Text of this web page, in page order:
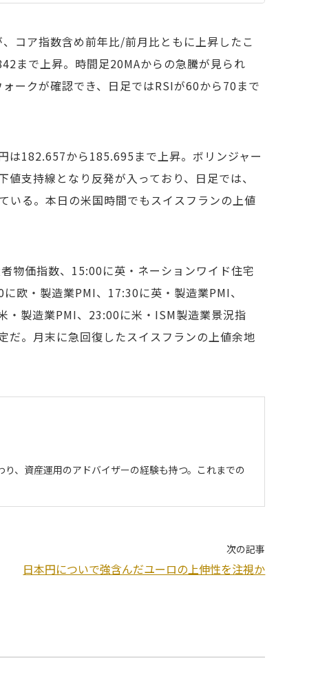
コア指数含め前年比/前月比ともに上昇したこ
まで上昇。時間足20MAからの急騰が見られ
ークが確認でき、日足ではRSIが60から70まで
は182.657から185.695まで上昇。ボリンジャー
支持線となり反発が入っており、日足では、
いる。本日の米国時間でもスイスフランの上値
物価指数、15:00に英・ネーションワイド住宅
欧・製造業PMI、17:30に英・製造業PMI、
製造業PMI、23:00に米・ISM製造業景況指
だ。月末に急回復したスイスフランの上値余地
、資産運用のアドバイザーの経験も持つ。これまでの
次の記事
日本円についで強含んだユーロの上伸性を注視か